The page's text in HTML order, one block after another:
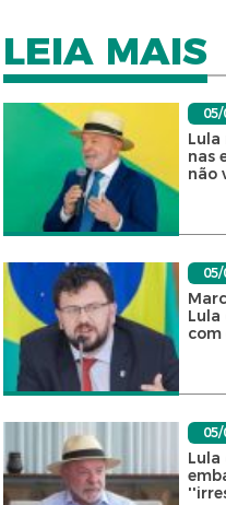
LEIA MAIS
05/
Lula
nas
não
05/
Lula
com
05/
Lula